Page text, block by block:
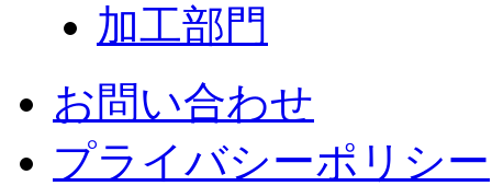
加工部門
お問い合わせ
プライバシーポリシー